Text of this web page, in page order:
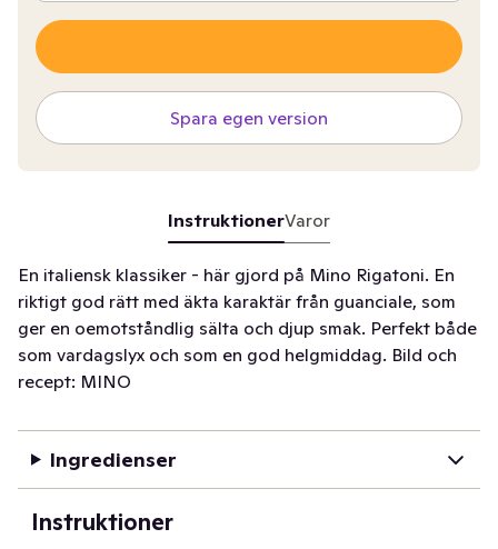
Spara egen version
InstruktionerVaror
En italiensk klassiker - här gjord på Mino Rigatoni. En
riktigt god rätt med äkta karaktär från guanciale, som
ger en oemotståndlig sälta och djup smak. Perfekt både
som vardagslyx och som en god helgmiddag. Bild och
recept: MINO
Ingredienser
Instruktioner